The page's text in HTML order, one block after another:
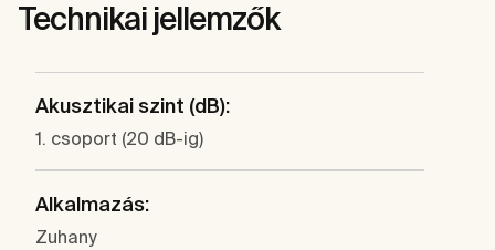
Technikai jellemzők
Akusztikai szint (dB):
1. csoport (20 dB-ig)
Alkalmazás:
Zuhany